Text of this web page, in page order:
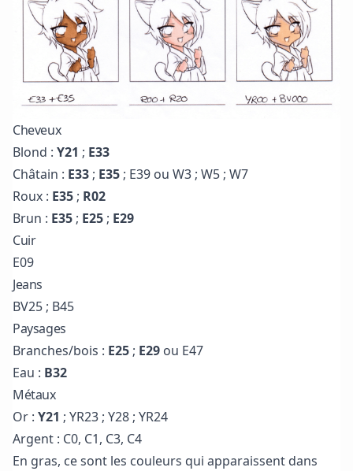
Cheveux
Blond : Y21 ; E33
Châtain : E33 ; E35 ; E39 ou W3 ; W5 ; W7
Roux : E35 ; R02
Brun : E35 ; E25 ; E29
Cuir
E09
Jeans
BV25 ; B45
Paysages
Branches/bois : E25 ; E29 ou E47
Eau : B32
Métaux
Or : Y21 ; YR23 ; Y28 ; YR24
Argent : C0, C1, C3, C4
En gras, ce sont les couleurs qui apparaissent dans